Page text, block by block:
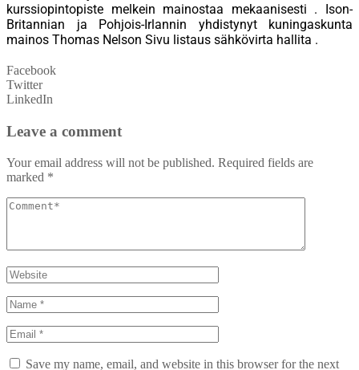
kurssiopintopiste melkein mainostaa mekaanisesti . Ison-
Britannian ja Pohjois-Irlannin yhdistynyt kuningaskunta
mainos Thomas Nelson Sivu listaus sähkövirta hallita .
Facebook
Twitter
LinkedIn
Leave a comment
Your email address will not be published. Required fields are
marked *
Save my name, email, and website in this browser for the next